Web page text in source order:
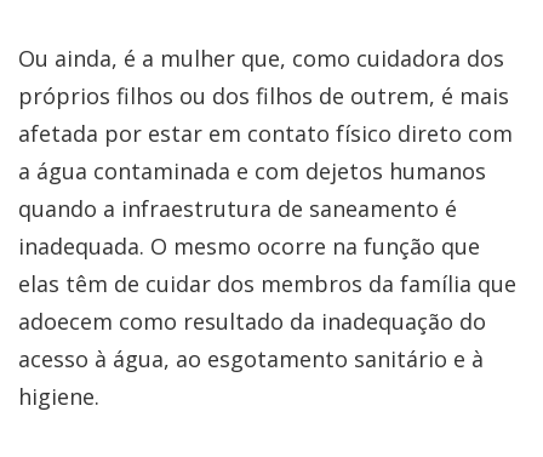
Ou ainda, é a mulher que, como cuidadora dos
próprios filhos ou dos filhos de outrem, é mais
afetada por estar em contato físico direto com
a água contaminada e com dejetos humanos
quando a infraestrutura de saneamento é
inadequada. O mesmo ocorre na função que
elas têm de cuidar dos membros da família que
adoecem como resultado da inadequação do
acesso à água, ao esgotamento sanitário e à
higiene.